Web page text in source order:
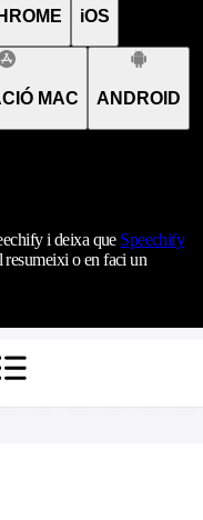
iOS
MAC ANDROID
i deixa que Speechify
resumeixi o en faci un